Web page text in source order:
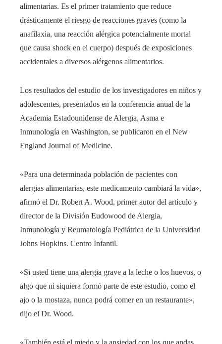
alimentarias. Es el primer tratamiento que reduce
drásticamente el riesgo de reacciones graves (como la
anafilaxia, una reacción alérgica potencialmente mortal
que causa shock en el cuerpo) después de exposiciones
accidentales a diversos alérgenos alimentarios.
Los resultados del estudio de los investigadores en niños y
adolescentes, presentados en la conferencia anual de la
Academia Estadounidense de Alergia, Asma e
Inmunología en Washington, se publicaron en el New
England Journal of Medicine.
«Para una determinada población de pacientes con
alergias alimentarias, este medicamento cambiará la vida»,
afirmó el Dr. Robert A. Wood, primer autor del artículo y
director de la División Eudowood de Alergia,
Inmunología y Reumatología Pediátrica de la Universidad
Johns Hopkins. Centro Infantil.
«Si usted tiene una alergia grave a la leche o los huevos, o
algo que ni siquiera formó parte de este estudio, como el
ajo o la mostaza, nunca podrá comer en un restaurante»,
dijo el Dr. Wood.
«También está el miedo y la ansiedad con los que andas